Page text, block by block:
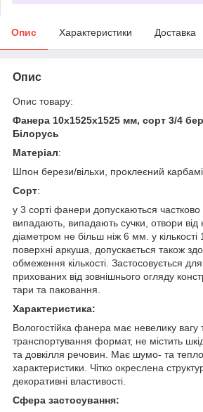
Опис Характеристики Доставка
Опис
Опис товару:
Фанера 10х1525х1525 мм, сорт 3/4
Білорусь
Матеріал:
Шпон берези/вільхи, проклеєний
Сорт:
у 3 сорті фанери допускаються
випадають, випадають сучки, отвори від
діаметром не більш ніж 6 мм. у
поверхні аркуша, допускається також
обмеження кількості. Застосовується
прихованих від зовнішнього огляду
тари та паковання.
Характеристика:
Вологостійка фанера має невелику вагу
транспортування формат, не містить
та довкілля речовин. Має шумо- та
характеристики. Чітко окреслена
декоративні властивості.
Сфера застосування: